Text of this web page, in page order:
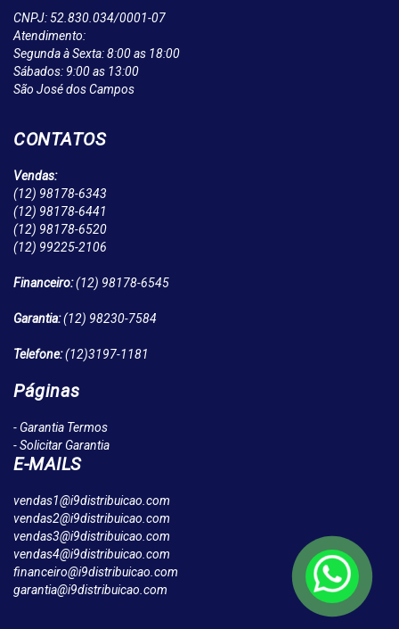
CNPJ: 52.830.034/0001-07
Atendimento:
Segunda à Sexta: 8:00 as 18:00
Sábados: 9:00 as 13:00
São José dos Campos
CONTATOS
Vendas:
(12) 98178-6343
(12) 98178-6441
(12) 98178-6520
(12) 99225-2106
Financeiro:(12) 98178-6545
Garantia:(12) 98230-7584
Telefone:(12)3197-1181
Páginas
- Garantia Termos
- Solicitar Garantia
E-MAILS
vendas1@i9distribuicao.com
vendas2@i9distribuicao.com
vendas3@i9distribuicao.com
vendas4@i9distribuicao.com
financeiro@i9distribuicao.com
garantia@i9distribuicao.com